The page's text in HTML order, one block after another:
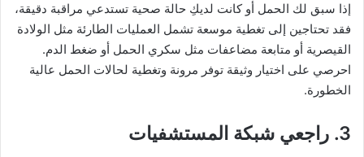
إذا سبق لك الحمل أو كانت لديكِ حالة صحية تستدعي مراقبة دقيقة،
فقد تحتاجين إلى تغطية موسعة تشمل العمليات الطارئة مثل الولادة
القيصرية أو متابعة مضاعفات مثل سكري الحمل أو ضغط الدم.
احرصي على اختيار وثيقة توفر مرونة وتغطية لحالات الحمل عالية
الخطورة.
3. راجعي شبكة المستشفيات